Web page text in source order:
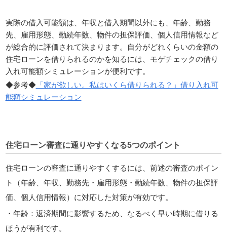
実際の借入可能額は、年収と借入期間以外にも、年齢、勤務
先、雇用形態、勤続年数、物件の担保評価、個人信用情報など
が総合的に評価されて決まります。自分がどれくらいの金額の
住宅ローンを借りられるのかを知るには、モゲチェックの借り
入れ可能額シミュレーションが便利です。
◆参考◆「家が欲しい。私はいくら借りられる？」借り入れ可
能額シミュレーション
住宅ローン審査に通りやすくなる5つのポイント
住宅ローンの審査に通りやすくするには、前述の審査のポイン
ト（年齢、年収、勤務先・雇用形態・勤続年数、物件の担保評
価、個人信用情報）に対応した対策が有効です。
・年齢：返済期間に影響するため、なるべく早い時期に借りる
ほうが有利です。